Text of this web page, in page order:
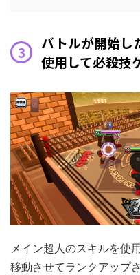
バトルが開始し
使用して必殺技
メイン超人のスキルを使
移動させてランクアップ